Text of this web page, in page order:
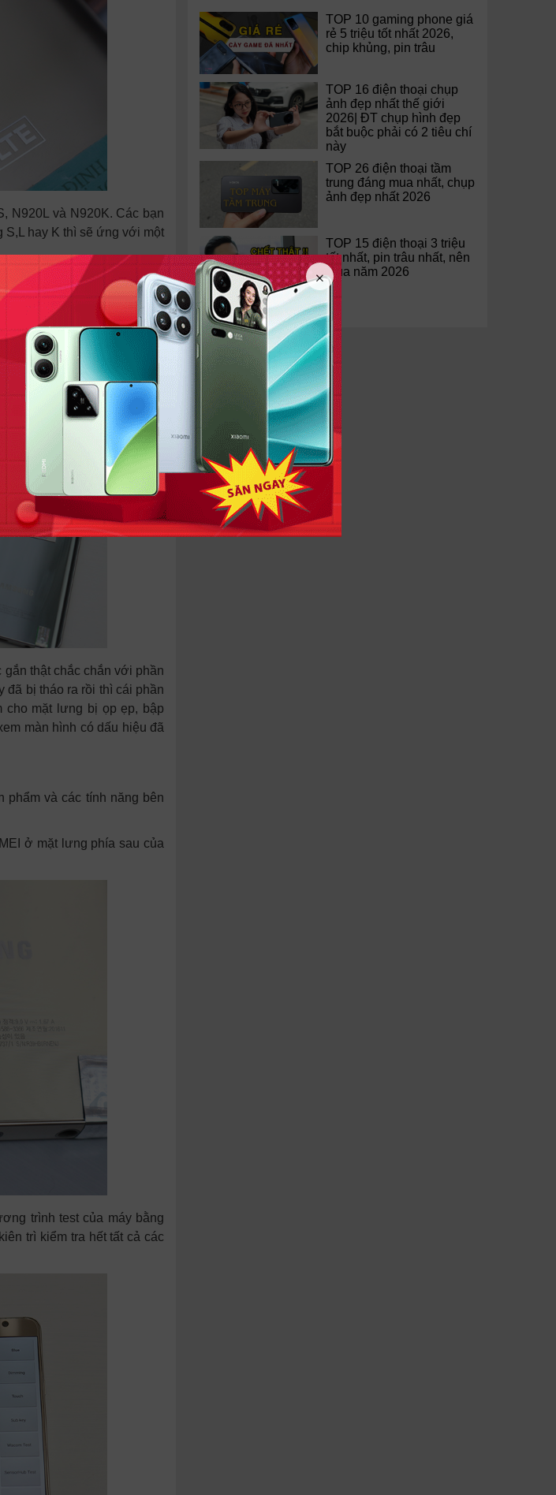
N920L và N920K. Các bạn
hay K thì sẽ ứng với một
nhà mạng, logoSamsungvà
nhà mạng và các thông
bị thay vỏ.
thật chắc chắn với phần
đã bị tháo ra rồi thì cái phần
mặt lưng bị ọp ẹp, bập
màn hình có dấu hiệu đã
phẩm và các tính năng bên
ở mặt lưng phía sau của
trình test của máy bằng
trì kiểm tra hết tất cả các
TOP 10 gaming phone giá
rẻ 5 triệu tốt nhất 2026,
chip khủng, pin trâu
TOP 16 điện thoại chụp
ảnh đẹp nhất thế giới
2026| ĐT chụp hình đẹp
bắt buộc phải có 2 tiêu chí
này
TOP 26 điện thoại tầm
trung đáng mua nhất, chụp
ảnh đẹp nhất 2026
TOP 15 điện thoại 3 triệu
tốt nhất, pin trâu nhất, nên
mua năm 2026